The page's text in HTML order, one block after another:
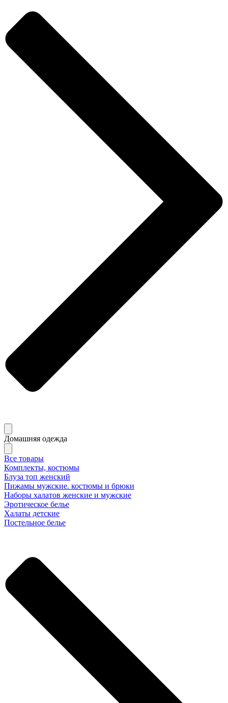
Домашняя одежда
Все товары
Комплекты, костюмы
Блуза топ женский
Пижамы мужские. костюмы и брюки
Наборы халатов женские и мужские
Эротическое белье
Халаты детские
Постельное белье